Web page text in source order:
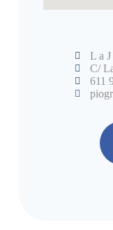
L a
C/
611